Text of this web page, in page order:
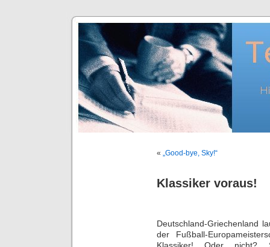
« „Good-bye, Sky!“
Klassiker voraus!
Deutschland-Griechenland
der Fußball-
Klassiker! Oder nicht?